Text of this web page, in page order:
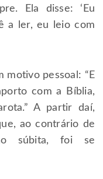
Ela disse: ‘Eu
a ler, eu leio com
motivo pessoal: “E
com a Bíblia,
A partir daí,
ao contrário de
súbita, foi se